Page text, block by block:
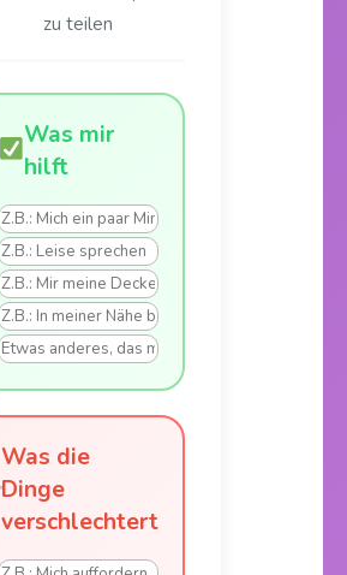
zu teilen
Was mir
hilft
Was die
Dinge
verschlechtert